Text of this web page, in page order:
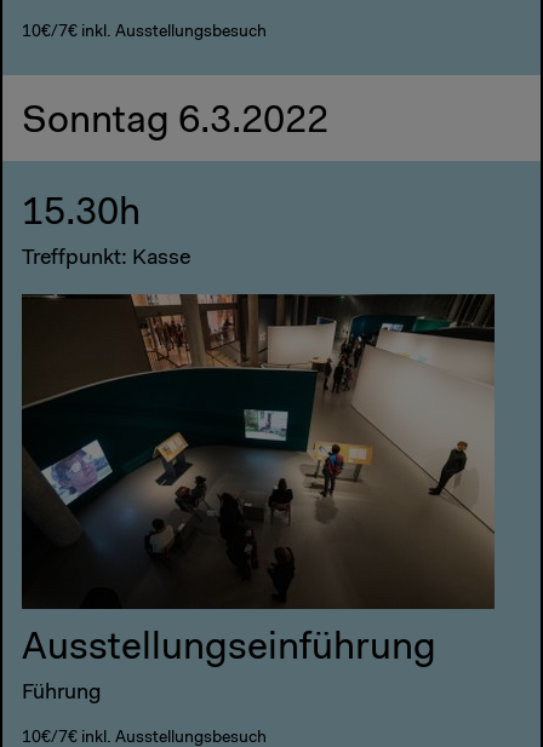
10€/7€ inkl. Ausstellungsbesuch
Sonntag 6.3.2022
15.30h
Treffpunkt: Kasse
Ausstellungseinführung
Führung
10€/7€ inkl. Ausstellungsbesuch